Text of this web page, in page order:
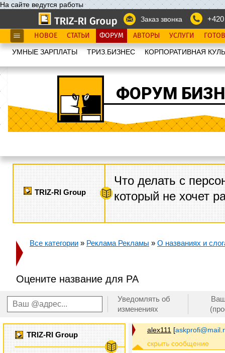
На сайте ведутся работы
Заказ звонка
НОВОЕ СТАТЬИ ФОРУМ АВТОРЫ УСЛУГИ
УМНЫЕ ЗАРПЛАТЫ ТРИЗ.БИЗНЕС КОРПОРАТИВНАЯ
ФОРУМ
TRIZ-RI Group
Что делать с
который не хочет
Все категории » Реклама Рекламы » О названиях и
Оцените название для РА
Уведомлять об
изменениях
TRIZ-RI Group
alex111 [